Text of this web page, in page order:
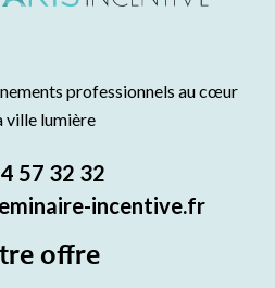
professionnels au cœur
ville lumière
57 32 32
incentive.fr
offre